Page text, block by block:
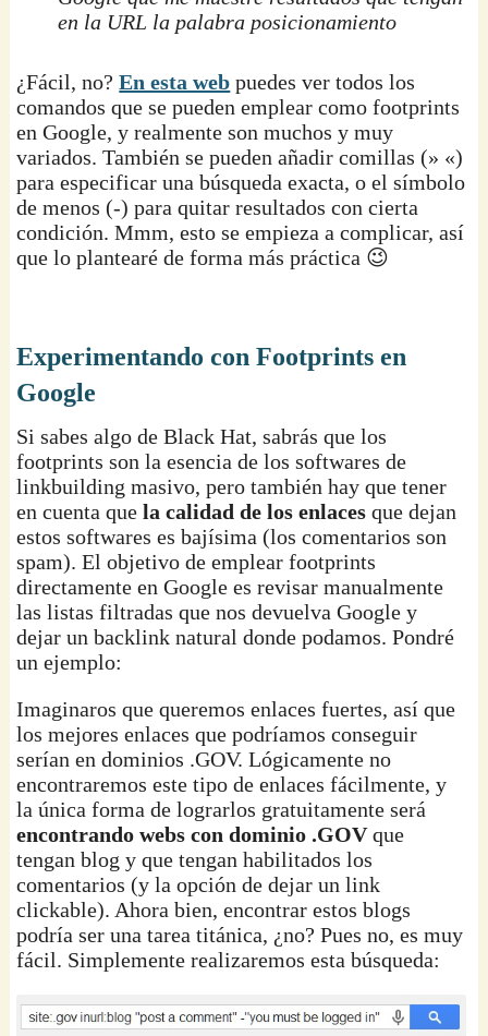
en la URL la palabra posicionamiento
¿Fácil, no?En esta web puedes ver todos los
comandos que se pueden emplear como footprints
en Google, y realmente son muchos y muy
variados. También se pueden añadir comillas (» «)
para especificar una búsqueda exacta, o el símbolo
de menos (-) para quitar resultados con cierta
condición. Mmm, esto se empieza a complicar, así
que lo plantearé de forma más práctica 😉
Experimentando con Footprints en
Google
Si sabes algo de Black Hat, sabrás que los
footprints son la esencia de los softwares de
linkbuilding masivo, pero también hay que tener
en cuenta quela calidad de los enlaces que dejan
estos softwares es bajísima (los comentarios son
spam). El objetivo de emplear footprints
directamente en Google es revisar manualmente
las listas filtradas que nos devuelva Google y
dejar un backlink natural donde podamos. Pondré
un ejemplo:
Imaginaros que queremos enlaces fuertes, así que
los mejores enlaces que podríamos conseguir
serían en dominios .GOV. Lógicamente no
encontraremos este tipo de enlaces fácilmente, y
la única forma de lograrlos gratuitamente será
encontrando webs con dominio .GOVque
tengan blog y que tengan habilitados los
comentarios (y la opción de dejar un link
clickable). Ahora bien, encontrar estos blogs
podría ser una tarea titánica, ¿no? Pues no, es muy
fácil. Simplemente realizaremos esta búsqueda: